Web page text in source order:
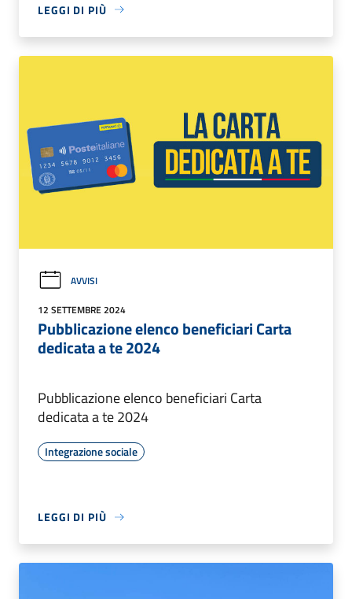
LEGGI DI PIÙ
AVVISI
12 SETTEMBRE 2024
Pubblicazione elenco beneficiari Carta
dedicata a te 2024
Pubblicazione elenco beneficiari Carta
dedicata a te 2024
Integrazione sociale
LEGGI DI PIÙ